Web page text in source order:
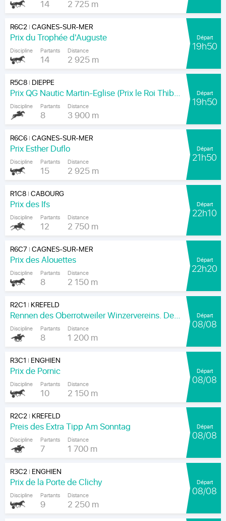
14 2 725 m
R6C2|CAGNES-SUR-MER
Prix du Trophée d'Auguste
Discipline Partants
14
Distance
2 925 m
Départ
19h50
R5C8| DIEPPE
Prix QG Nautic Martin-Eglise (Prix le Roi Thibault)
Discipline Partants
8
Distance
3 900 m
Départ
19h50
R6C6|CAGNES-SUR-MER
Prix Esther Duflo
Discipline Partants
15
Distance
2 925 m
Départ
21h50
R1C8|CABOURG
Prix des Ifs
Discipline Partants
12
Distance
2 750 m
Départ
22h10
R6C7 |CAGNES-SUR-MER
Prix des Alouettes
Discipline Partants
8
Distance
2 150 m
Départ
22h20
R2C1 | KREFELD
Rennen des Oberrotweiler Winzervereins. Der Klassiker Am Kaiser.
Discipline Partants
8
Distance
1 200 m
Départ
08/08
R3C1 | ENGHIEN
Prix de Pornic
Discipline Partants
10
Distance
2 150 m
Départ
08/08
R2C2| KREFELD
Preis des Extra Tipp Am Sonntag
Discipline Partants
7
Distance
1 700 m
Départ
08/08
R3C2| ENGHIEN
Prix de la Porte de Clichy
Discipline Partants
9
Distance
2 250 m
Départ
08/08